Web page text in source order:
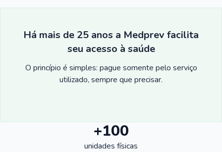
Há mais de 25 anos a Medprev facilita
seu acesso à saúde
O princípio é simples: pague somente pelo serviço
utilizado, sempre que precisar.
+100
unidades físicas